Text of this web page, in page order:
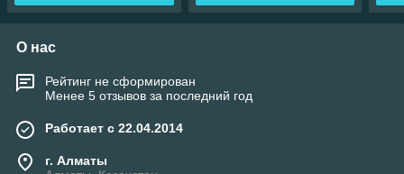
О нас
Рейтинг не сформирован
Менее 5 отзывов за последний год
Работает с 22.04.2014
г. Алматы